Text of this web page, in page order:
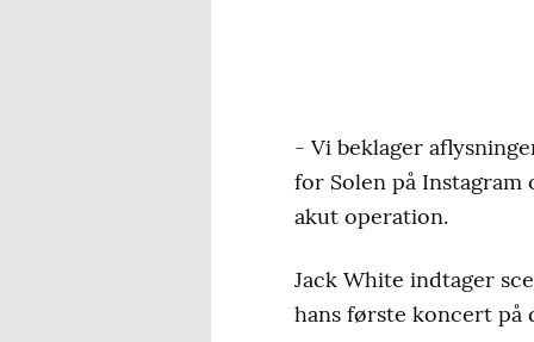
- Vi beklager
for Solen på Instagram
akut operation.
Jack White indtager
hans første koncert på